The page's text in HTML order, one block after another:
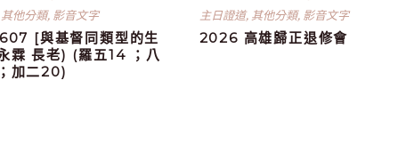
其他分類, 影音文字
[與基督同類型的生
霖 長老) (羅五14 ；八
加二20)
主日證道, 其他分類, 影音文字
2026 高雄歸正退修會